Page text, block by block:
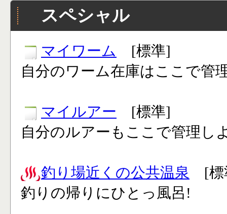
スペシャル
マイワーム
[標準]
自分のワーム在庫はここで管
マイルアー [標準]
自分のルアーもここで管理し
釣り場近くの公共温泉 [標
釣りの帰りにひとっ風呂!